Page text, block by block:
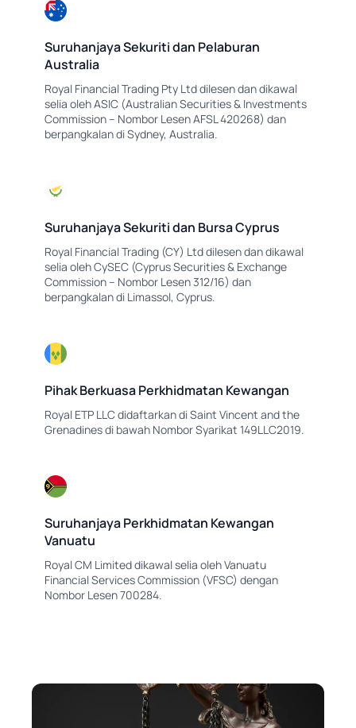
Suruhanjaya Sekuriti dan Pelaburan
Australia
Royal Financial Trading Pty Ltd dilesen dan dikawal
selia oleh ASIC (Australian Securities & Investments
Commission – Nombor Lesen AFSL 420268) dan
berpangkalan di Sydney, Australia.
Suruhanjaya Sekuriti dan Bursa Cyprus
Royal Financial Trading (CY) Ltd dilesen dan dikawal
selia oleh CySEC (Cyprus Securities & Exchange
Commission – Nombor Lesen 312/16) dan
berpangkalan di Limassol, Cyprus.
Pihak Berkuasa Perkhidmatan Kewangan
Royal ETP LLC didaftarkan di Saint Vincent and the
Grenadines di bawah Nombor Syarikat 149LLC2019.
Suruhanjaya Perkhidmatan Kewangan
Vanuatu
Royal CM Limited dikawal selia oleh Vanuatu
Financial Services Commission (VFSC) dengan
Nombor Lesen 700284.